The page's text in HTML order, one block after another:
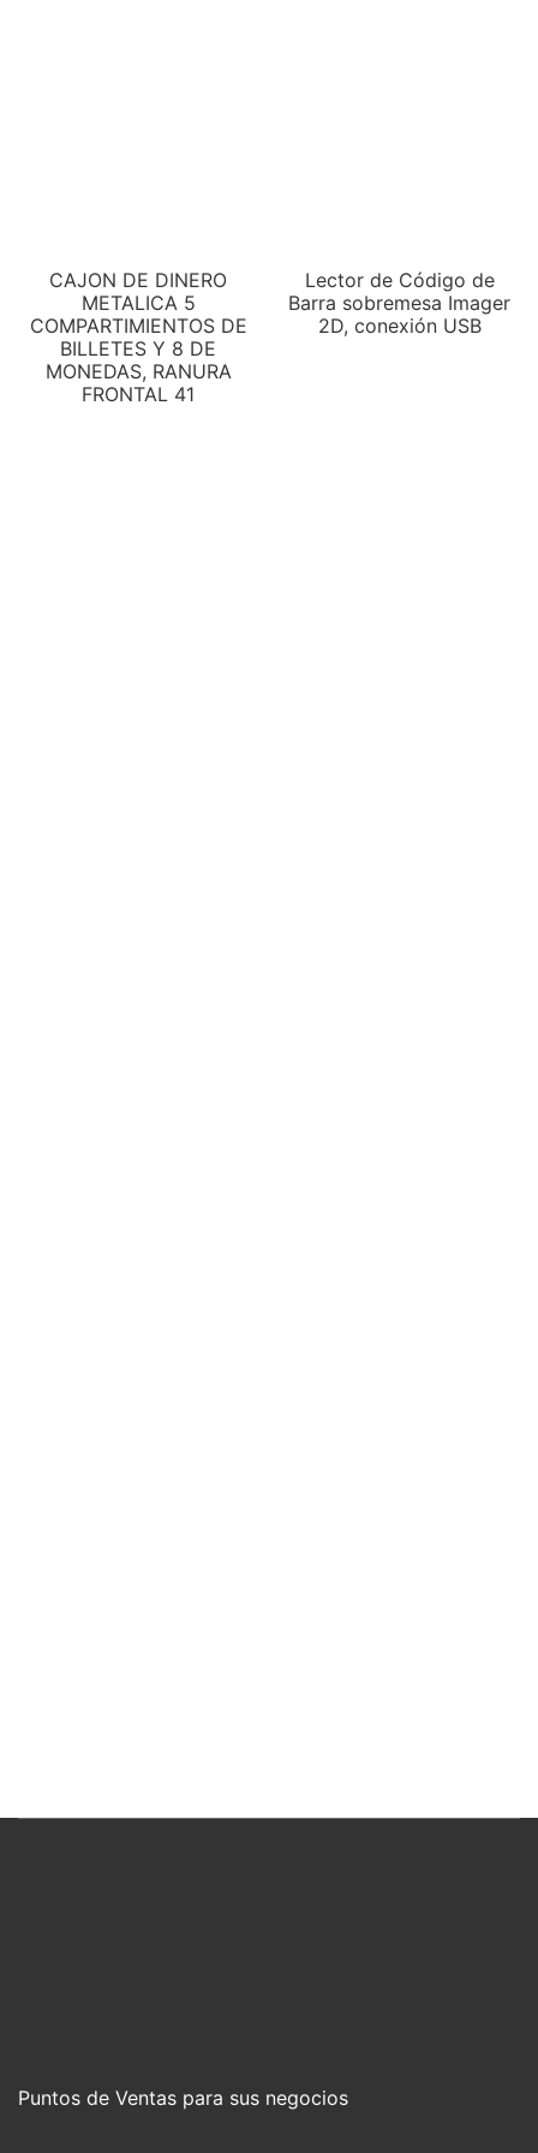
CAJON DE DINERO
METALICA 5
COMPARTIMIENTOS DE
BILLETES Y 8 DE
MONEDAS, RANURA
FRONTAL 41
Lector de Código de
Barra sobremesa Imager
2D, conexión USB
Puntos de Ventas para sus negocios